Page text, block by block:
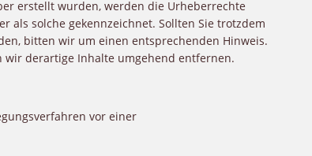
erstellt wurden, werden die Urheberrechte
als solche gekennzeichnet. Sollten Sie trotzdem
bitten wir um einen entsprechenden Hinweis.
wir derartige Inhalte umgehend entfernen.
vor einer